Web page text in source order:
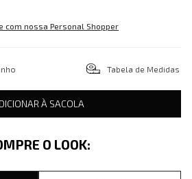
com nossa Personal Shopper
Tabela de Medidas
À SACOLA
O LOOK: